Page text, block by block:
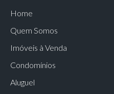
Home
Quem Somos
Imóveis à Venda
Condomínios
Aluguel